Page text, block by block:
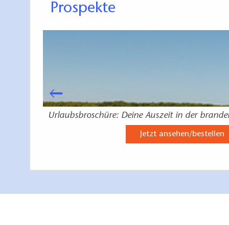
Prospekte
Urlaubsbroschüre: Deine Auszeit in der
Jetzt ansehen/bestellen